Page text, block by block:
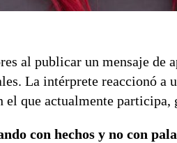
al publicar un mensaje de
La intérprete reaccionó a
que actualmente
con hechos y no con